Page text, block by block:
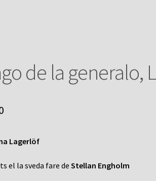
de la generalo,
Lagerlöf
el la sveda fare deStellan Engholm